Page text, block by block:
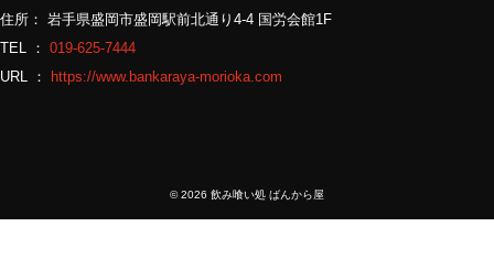
住所： 岩手県盛岡市盛岡駅前北通り4-4 国労会館1F
TEL ： 019-625-7444
URL ：
https://www.bankaraya-morioka.com
©2026 飲み喰い処 ばんから屋